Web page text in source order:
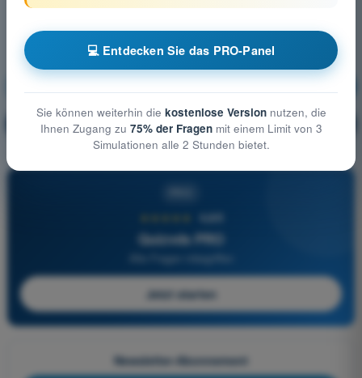
🔒 PRO Erläuterung der Frage
4,6/5
Quizvds PRO
Alle Fragen inbegriffen
Jetzt starten
Newsletter-Abonnement
💻 Entdecken Sie das PRO-Panel
Sie können weiterhin die kostenlose Versionnutzen, die
Ihnen Zugang zu 75% der Fragenmit einem Limit von 3
Simulationen alle 2 Stunden bietet.